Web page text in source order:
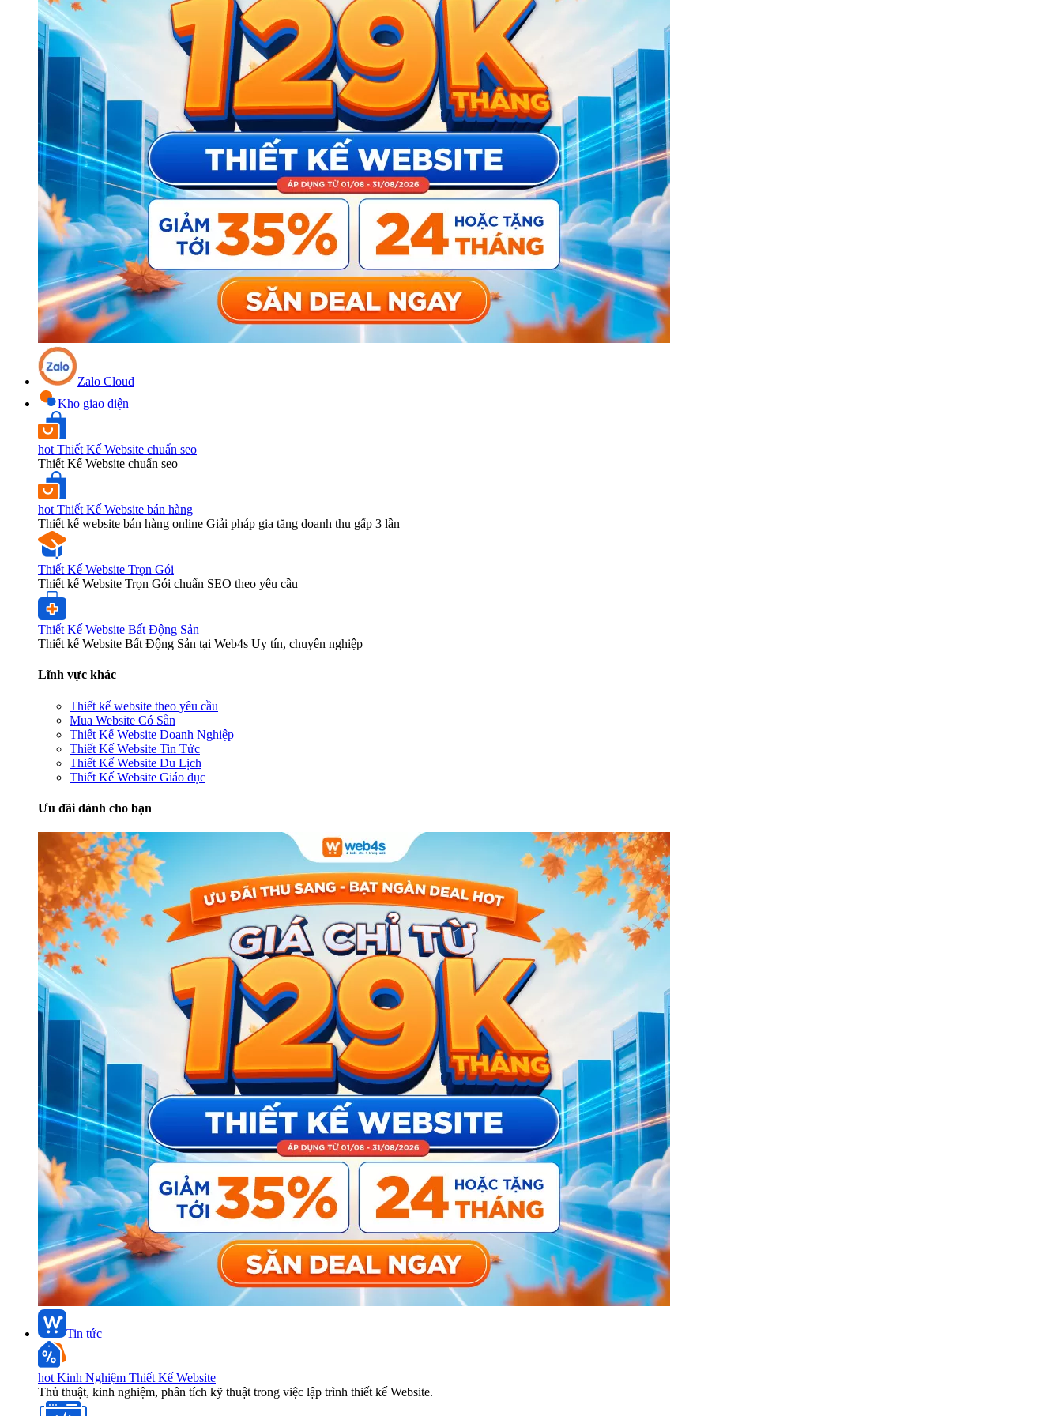
Zalo Cloud
Kho giao diện
hot Thiết Kế Website chuẩn seo
Thiết Kế Website chuẩn seo
hot Thiết Kế Website bán hàng
Thiết kế website bán hàng online Giải pháp gia tăng doanh thu gấp 3 lần
Thiết Kế Website Trọn Gói
Thiết kế Website Trọn Gói chuẩn SEO theo yêu cầu
Thiết Kế Website Bất Động Sản
Thiết kế Website Bất Động Sản tại Web4s Uy tín, chuyên nghiệp
Lĩnh vực khác
Thiết kế website theo yêu cầu
Mua Website Có Sẵn
Thiết Kế Website Doanh Nghiệp
Thiết Kế Website Tin Tức
Thiết Kế Website Du Lịch
Thiết Kế Website Giáo dục
Ưu đãi dành cho bạn
Tin tức
hot Kinh Nghiệm Thiết Kế Website
Thủ thuật, kinh nghiệm, phân tích kỹ thuật trong việc lập trình thiết kế Website.